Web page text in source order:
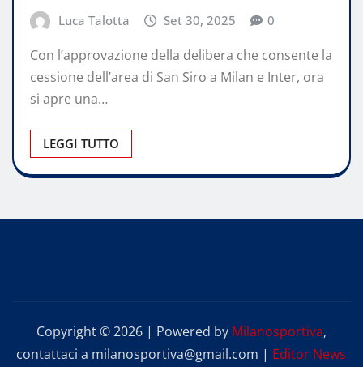
Luca Talotta Set 30, 2025 0
Con l’approvazione della delibera che consente la
cessione dell’area di San Siro a Milan e Inter, ora
si apre una…
LEGGI TUTTO
Copyright © 2026 | Powered by Milanosportiva,
contattaci a milanosportiva@gmail.com | Editor News